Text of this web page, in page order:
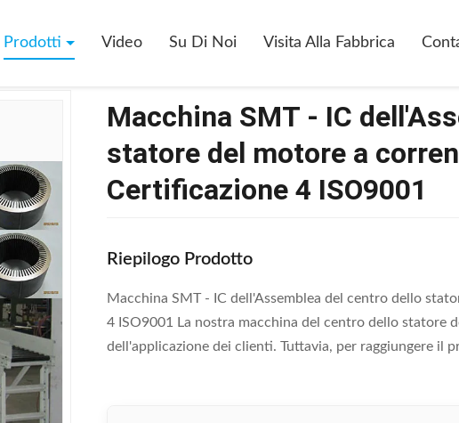
Prodotti Video Su Di Noi Visita Alla Fabbrica
Macchina SMT - IC Dell'Assemblea Del Centro Dello Statore Del Motore A
Macchina SMT - IC
statore del motore a
Certificazione 4 ISO9001
Riepilogo Prodotto
Macchina SMT - IC dell'Assemblea del centro dello
4 ISO9001 La nostra macchina del centro dello statore
dell'applicazione dei clienti. Tuttavia, per raggiungere il